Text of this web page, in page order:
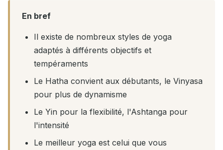
En bref
Il existe de nombreux styles de yoga
adaptés à différents objectifs et
tempéraments
Le Hatha convient aux débutants, le Vinyasa
pour plus de dynamisme
Le Yin pour la flexibilité, l'Ashtanga pour
l'intensité
Le meilleur yoga est celui que vous